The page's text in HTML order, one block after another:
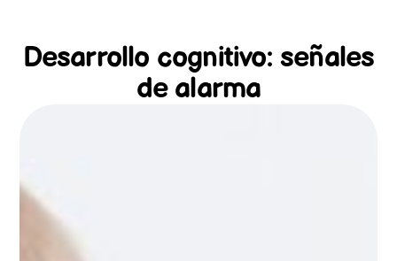
Desarrollo cognitivo: señales
de alarma